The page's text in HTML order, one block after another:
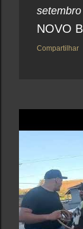
NOVO
Compartilhar